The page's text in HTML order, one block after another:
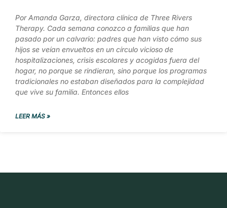
Por Amanda Garza, directora clínica de Three Rivers
Therapy. Cada semana conozco a familias que han
pasado por un calvario: padres que han visto cómo sus
hijos se veían envueltos en un círculo vicioso de
hospitalizaciones, crisis escolares y acogidas fuera del
hogar, no porque se rindieran, sino porque los programas
tradicionales no estaban diseñados para la complejidad
que vive su familia. Entonces ellos
LEER MÁS »